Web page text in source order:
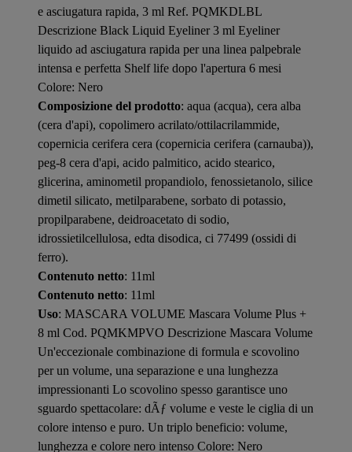
e asciugatura rapida, 3 ml Ref. PQMKDLBL
Descrizione Black Liquid Eyeliner 3 ml Eyeliner
liquido ad asciugatura rapida per una linea palpebrale
intensa e perfetta Shelf life dopo l'apertura 6 mesi
Colore: Nero
Composizione del prodotto: aqua (acqua), cera alba
(cera d'api), copolimero acrilato/ottilacrilammide,
copernicia cerifera cera (copernicia cerifera (carnauba)),
peg-8 cera d'api, acido palmitico, acido stearico,
glicerina, aminometil propandiolo, fenossietanolo, silice
dimetil silicato, metilparabene, sorbato di potassio,
propilparabene, deidroacetato di sodio,
idrossietilcellulosa, edta disodica, ci 77499 (ossidi di
ferro).
Contenuto netto: 11ml
Contenuto netto: 11ml
Uso: MASCARA VOLUME Mascara Volume Plus +
8 ml Cod. PQMKMPVO Descrizione Mascara Volume
Un'eccezionale combinazione di formula e scovolino
per un volume, una separazione e una lunghezza
impressionanti Lo scovolino spesso garantisce uno
sguardo spettacolare: dÃƒ volume e veste le ciglia di un
colore intenso e puro. Un triplo beneficio: volume,
lunghezza e colore nero intenso Colore: Nero